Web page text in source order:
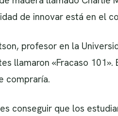
de innovar está en el
profesor en la
llamaron «Fracaso
compraría.
conseguir que los